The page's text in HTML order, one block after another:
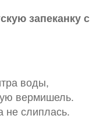
запеканку с
воды,
вермишель.
не слиплась.